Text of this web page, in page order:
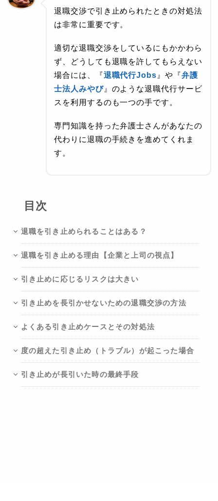
退職交渉で引き止められたときの対処法
は非常に重要です。
適切な退職交渉をしているにもかかわら
ず、どうしても退職を許してもらえない
場合には、『退職代行Jobs 』や『弁護
士法人みやび』のような退職代行サービ
スを利用するのも一つの手です。
専門知識を持った弁護士さんがあなたの
代わりに退職の手続きを進めてくれま
す。
目次
退職を引き止められることはある？
退職を引き止める理由【企業と上司の視点】
引き止めに応じるリスクは大きい
引き止めを長引かせないための退職交渉の方法
よくある引き止めケースとその対処法
度の超えた引き止め（トラブル）が起こった場合
引き止めが長引いた時の最終手段